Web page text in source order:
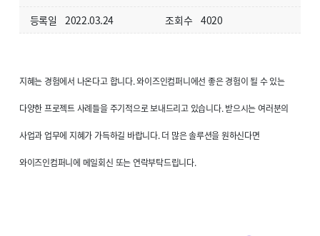
등록일 2022.03.24 조회수 4020
지혜는 경험에서 나온다고 합니다. 와이즈인컴퍼니에선 좋은 경험이 될 수 있는
다양한 프로젝트 사례들을 주기적으로 보내드리고 있습니다. 받으시는 여러분의
사업과 업무에 지혜가 가득하길 바랍니다. 더 많은 솔루션을 원하신다면
와이즈인컴퍼니에 메일회신 또는 연락부탁드립니다.